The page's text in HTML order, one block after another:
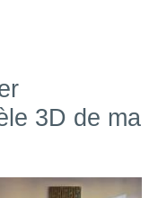
de
3D de ma